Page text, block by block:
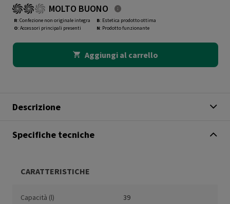
MOLTO BUONO
R: Confezione non originale integra
O: Accessori principali presenti
B: Estetica prodotto ottima
N: Prodotto funzionante
Aggiungi al carrello
Descrizione
Specifiche tecniche
CARATTERISTICHE
Capacità (l) 39